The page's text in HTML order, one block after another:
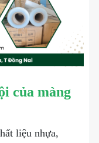
của màng
liệu nhựa,